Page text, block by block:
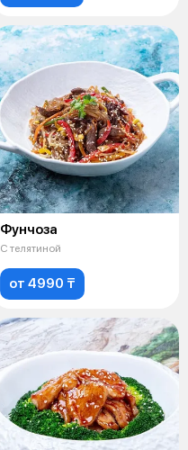
Фунчоза
С телятиной
от 4990 ₸